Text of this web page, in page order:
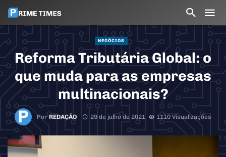
NEGÓCIOS
Reforma Tributária Global: o
que muda para as empresas
multinacionais?
PorREDAÇÃO 29 de julho de 2021 1110 Visualizações